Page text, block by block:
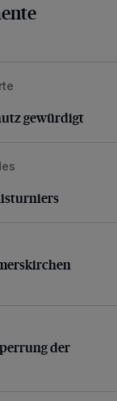
gewürdigt
gewürdigt
starten
der Straße
der